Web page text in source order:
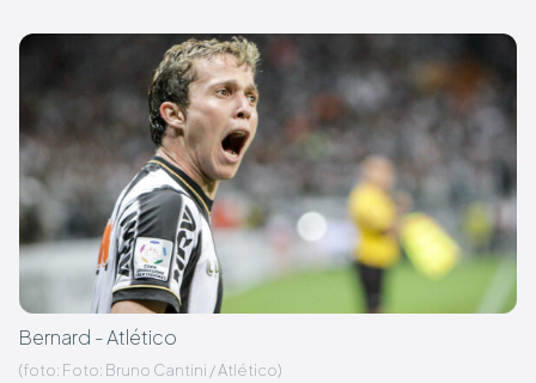
Bernard - Atlético
(foto: Foto: Bruno Cantini / Atlético)